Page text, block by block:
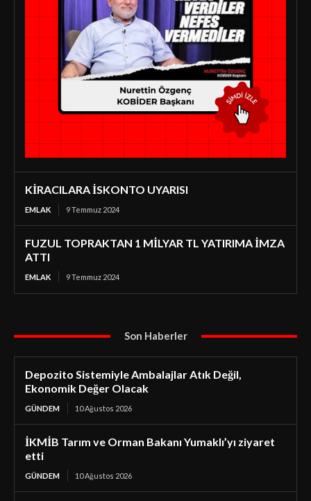
KİRACILARA İSKONTO UYARISI
EMLAK 9 Temmuz 2024
FUZUL TOPRAKTAN 1 MİLYAR TL YATIRIMA İMZA
ATTI
EMLAK 9 Temmuz 2024
Son Haberler
Depozito Sistemiyle Ambalajlar Atık Değil,
Ekonomik Değer Olacak
GÜNDEM 10 Ağustos 2026
İKMİB Tarım ve Orman Bakanı Yumaklı’yı ziyaret
etti
GÜNDEM 10 Ağustos 2026